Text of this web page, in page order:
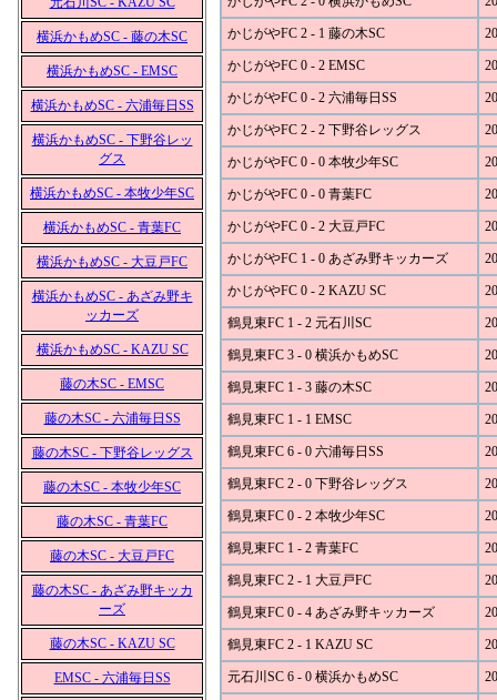
横浜かもめSC - 藤の木SC
横浜かもめSC - EMSC
横浜かもめSC - 六浦毎日SS
横浜かもめSC - 下野谷レッ
グス
横浜かもめSC - 本牧少年SC
横浜かもめSC - 青葉FC
横浜かもめSC - 大豆戸FC
横浜かもめSC - あざみ野キ
ッカーズ
横浜かもめSC - KAZU SC
藤の木SC - EMSC
藤の木SC - 六浦毎日SS
藤の木SC - 下野谷レッグス
藤の木SC - 本牧少年SC
藤の木SC - 青葉FC
藤の木SC - 大豆戸FC
藤の木SC - あざみ野キッカ
ーズ
藤の木SC - KAZU SC
EMSC - 六浦毎日SS
かじがやFC 2 - 1 藤の木SC
かじがやFC 0 - 2 EMSC
かじがやFC 0 - 2 六浦毎日SS
かじがやFC 2 - 2 下野谷レッグス
かじがやFC 0 - 0 本牧少年SC
かじがやFC 0 - 0 青葉FC
かじがやFC 0 - 2 大豆戸FC
かじがやFC 1 - 0 あざみ野キッカーズ
かじがやFC 0 - 2 KAZU SC
鶴見東FC 1 - 2 元石川SC
鶴見東FC 3 - 0 横浜かもめSC
鶴見東FC 1 - 3 藤の木SC
鶴見東FC 1 - 1 EMSC
鶴見東FC 6 - 0 六浦毎日SS
鶴見東FC 2 - 0 下野谷レッグス
鶴見東FC 0 - 2 本牧少年SC
鶴見東FC 1 - 2 青葉FC
鶴見東FC 2 - 1 大豆戸FC
鶴見東FC 0 - 4 あざみ野キッカーズ
鶴見東FC 2 - 1 KAZU SC
元石川SC 6 - 0 横浜かもめSC